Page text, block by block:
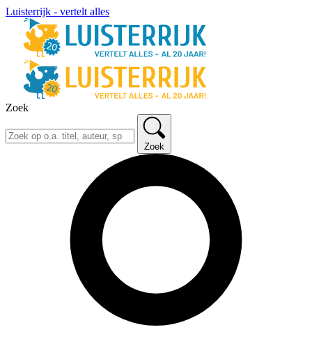
Luisterrijk - vertelt alles
Zoek
Zoek